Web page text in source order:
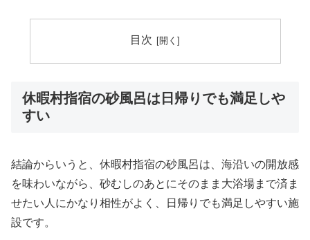
目次
休暇村指宿の砂風呂は日帰りでも満足しや
すい
結論からいうと、休暇村指宿の砂風呂は、海沿いの開放感
を味わいながら、砂むしのあとにそのまま大浴場まで済ま
せたい人にかなり相性がよく、日帰りでも満足しやすい施
設です。